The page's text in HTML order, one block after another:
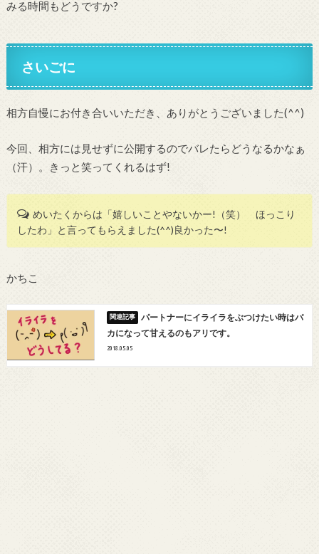
みる時間もどうですか?
さいごに
相方自慢にお付き合いいただき、ありがとうございました(^^)
今回、相方には見せずに公開するのでバレたらどうなるかなぁ
（汗）。きっと笑ってくれるはず!
めいたくからは「嬉しいことやないかー!（笑） ほっこり
したわ」と言ってもらえました(^^)良かった〜!
かちこ
パートナーにイライラをぶつけたい時はバ
カになって甘えるのもアリです。
2018.05.05